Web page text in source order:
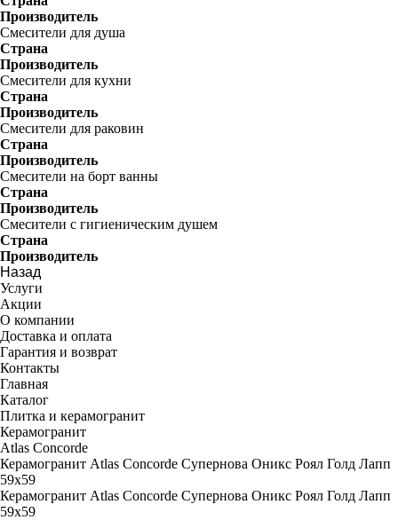
Производитель
Смесители для душа
Страна
Производитель
Смесители для кухни
Страна
Производитель
Смесители для раковин
Страна
Производитель
Смесители на борт ванны
Страна
Производитель
Смесители с гигиеническим душем
Страна
Производитель
Назад
Услуги
Акции
О компании
Доставка и оплата
Гарантия и возврат
Контакты
Главная
Каталог
Плитка и керамогранит
Керамогранит
Atlas Concorde
Керамогранит Atlas Concorde Супернова Оникс Роял Голд Лапп
59х59
Керамогранит Atlas Concorde Супернова Оникс Роял Голд Лапп
59х59